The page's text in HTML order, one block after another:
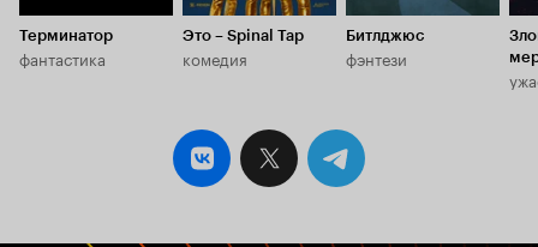
Терминатор
фантастика
Это – Spinal Tap
комедия
Битлджюс
фэнтези